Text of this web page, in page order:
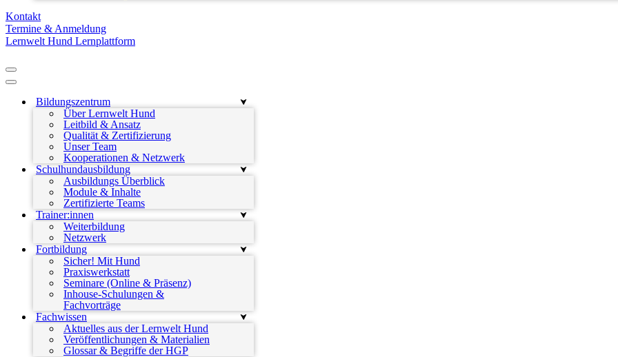
Kontakt
Termine & Anmeldung
Lernwelt Hund Lernplattform
Navigationsmenü
Navigationsmenü
Bildungszentrum
Über Lernwelt Hund
Leitbild & Ansatz
Qualität & Zertifizierung
Unser Team
Kooperationen & Netzwerk
Schulhundausbildung
Ausbildungs Überblick
Module & Inhalte
Zertifizierte Teams
Trainer:innen
Weiterbildung
Netzwerk
Fortbildung
Sicher! Mit Hund
Praxiswerkstatt
Seminare (Online & Präsenz)
Inhouse-Schulungen &
Fachvorträge
Fachwissen
Aktuelles aus der Lernwelt Hund
Veröffentlichungen & Materialien
Glossar & Begriffe der HGP